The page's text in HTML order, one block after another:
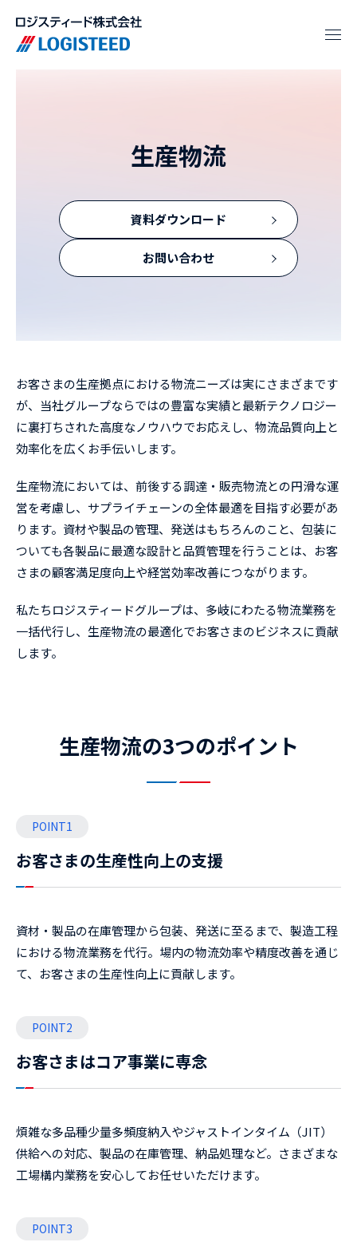
生産物流
資料ダウンロード
お問い合わせ
お客さまの生産拠点における物流ニーズは実にさまざまです
が、当社グループならではの豊富な実績と最新テクノロジー
に裏打ちされた高度なノウハウでお応えし、物流品質向上と
効率化を広くお手伝いします。
生産物流においては、前後する調達・販売物流との円滑な運
営を考慮し、サプライチェーンの全体最適を目指す必要があ
ります。資材や製品の管理、発送はもちろんのこと、包装に
ついても各製品に最適な設計と品質管理を行うことは、お客
さまの顧客満足度向上や経営効率改善につながります。
私たちロジスティードグループは、多岐にわたる物流業務を
一括代行し、生産物流の最適化でお客さまのビジネスに貢献
します。
生産物流の3つのポイント
POINT1
お客さまの生産性向上の支援
資材・製品の在庫管理から包装、発送に至るまで、製造工程
における物流業務を代行。場内の物流効率や精度改善を通じ
て、お客さまの生産性向上に貢献します。
POINT2
お客さまはコア事業に専念
煩雑な多品種少量多頻度納入やジャストインタイム（JIT）
供給への対応、製品の在庫管理、納品処理など。さまざまな
工場構内業務を安心してお任せいただけます。
POINT3